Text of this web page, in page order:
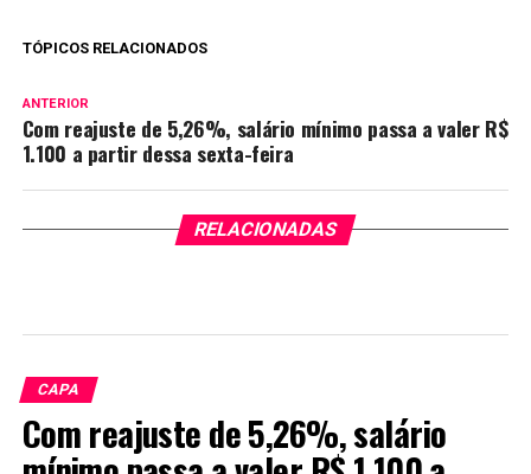
TÓPICOS RELACIONADOS
ANTERIOR
Com reajuste de 5,26%, salário mínimo passa a valer R$
1.100 a partir dessa sexta-feira
RELACIONADAS
CAPA
Com reajuste de 5,26%, salário